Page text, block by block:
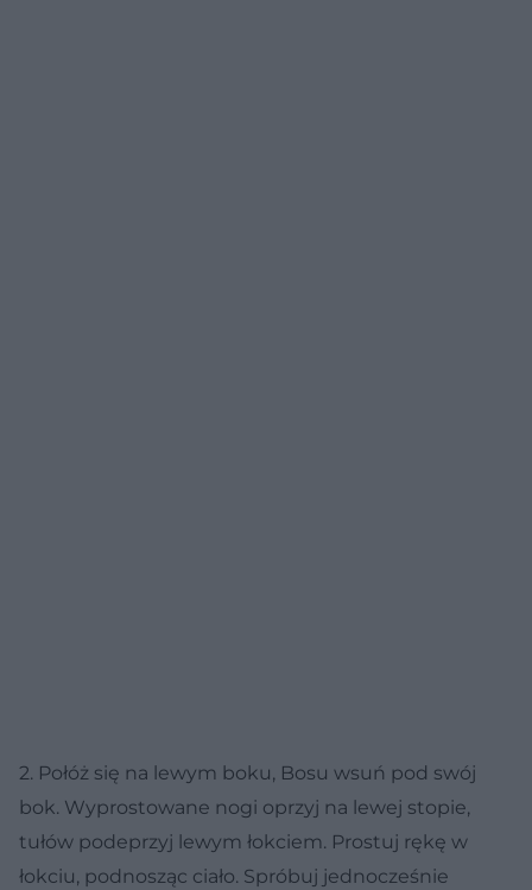
2. Połóż się na lewym boku, Bosu wsuń pod swój
bok. Wyprostowane nogi oprzyj na lewej stopie,
tułów podeprzyj lewym łokciem. Prostuj rękę w
łokciu, podnosząc ciało. Spróbuj jednocześnie